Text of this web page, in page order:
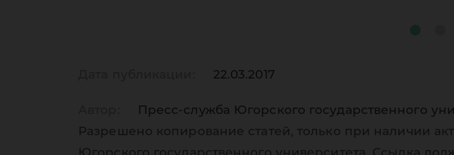
22.03.2017
Пресс-служба Югорского государственного
Разрешено копирование статей, только при наличии